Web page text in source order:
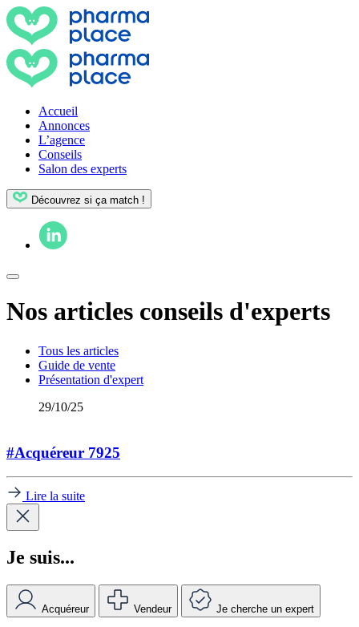
Accueil
Annonces
L’agence
Conseils
Salon des experts
Découvrez si ça match !
Nos articles conseils d'experts
Tous les articles
Guide de vente
Présentation d'expert
29/10/25
#Acquéreur 7925
Lire la suite
Je suis...
Acquéreur Vendeur Je cherche un expert